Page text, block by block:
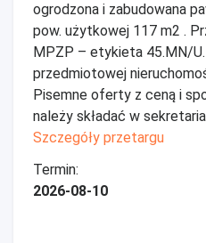
ogrodzona i zabudowana
pow. użytkowej 117 m2 .
MPZP – etykieta 45.MN/U.
przedmiotowej
Pisemne oferty z ceną i
należy składać w
Szczegóły przetargu
Termin:
2026-08-10